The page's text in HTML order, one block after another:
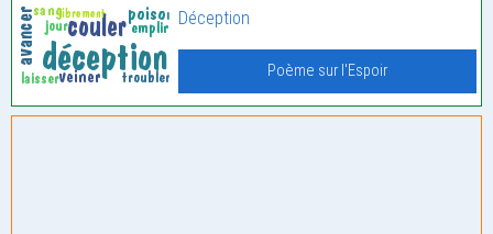
Déception
Poème sur l'Espoir